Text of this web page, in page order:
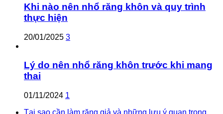
Khi nào nên nhổ răng khôn và quy trình
thực hiện
20/01/2025 3
Lý do nên nhổ răng khôn trước khi mang
thai
01/11/2024 1
Tại sao cần làm răng giả và những lưu ý quan trọng